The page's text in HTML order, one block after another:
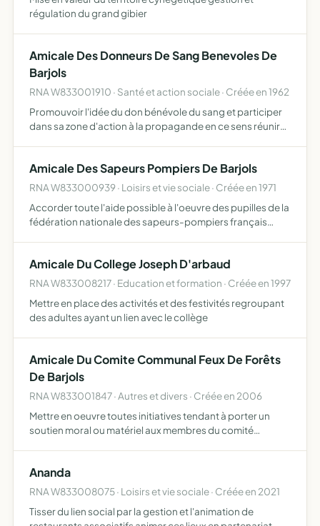
régulation du grand gibier
Amicale Des Donneurs De Sang Benevoles De
Barjols
RNA W833001910 · Santé et action sociale · Créée en 1962
Promouvoir l'idée du don bénévole du sang et participer
dans sa zone d'action à la propagande en ce sens réunir
volon…
Amicale Des Sapeurs Pompiers De Barjols
RNA W833000939 · Loisirs et vie sociale · Créée en 1971
Accorder toute l'aide possible à l'oeuvre des pupilles de la
fédération nationale des sapeurs-pompiers français
Amicale Du College Joseph D'arbaud
RNA W833008217 · Education et formation · Créée en 1997
Mettre en place des activités et des festivités regroupant
des adultes ayant un lien avec le collège
Amicale Du Comite Communal Feux De Forêts
De Barjols
RNA W833001847 · Autres et divers · Créée en 2006
Mettre en oeuvre toutes initiatives tendant à porter un
soutien moral ou matériel aux membres du comité
Ananda
RNA W833008075 · Loisirs et vie sociale · Créée en 2021
Tisser du lien social par la gestion et l'animation de